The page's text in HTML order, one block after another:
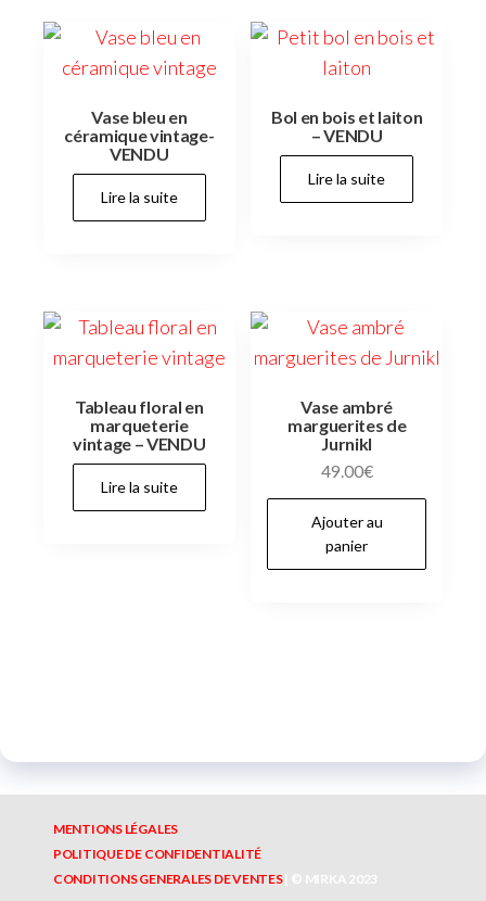
Vase bleu en
céramique vintage-
VENDU
Lire la suite
Bol en bois et laiton
– VENDU
Lire la suite
Tableau floral en
marqueterie
vintage – VENDU
Lire la suite
Vase ambré
marguerites de
Jurnikl
49.00€
Ajouter au
panier
MENTIONS LÉGALES
POLITIQUE DE CONFIDENTIALITÉ
CONDITIONS GENERALES DE VENTES| © MIRKA 2023